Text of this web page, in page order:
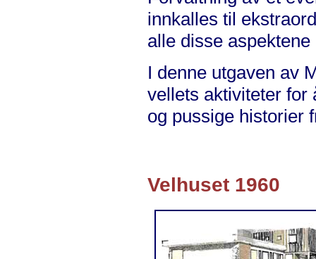
innkalles til
alle disse
I denne utgaven av
vellets aktiviteter for
og pussige historier
Velhuset 1960